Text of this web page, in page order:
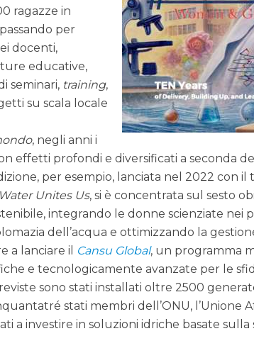
ragazze in
per
docenti,
educative,
seminari, training,
su scala locale
, negli anni i
effetti profondi e diversificati a seconda
per esempio, lanciata nel 2022 con il
Unites Us, si è concentrata sul sesto
integrando le donne scienziate nei
dell’acqua e ottimizzando la
a lanciare il Cansu Global, un programma
e tecnologicamente avanzate per le
sono stati installati oltre 2500
stati membri dell’ONU, l’Unione
a investire in soluzioni idriche basate sulla